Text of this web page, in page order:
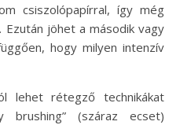
csiszolópapírral, így még
jöhet a második vagy
hogy milyen intenzív
lehet rétegző technikákat
brushing” (száraz ecset)